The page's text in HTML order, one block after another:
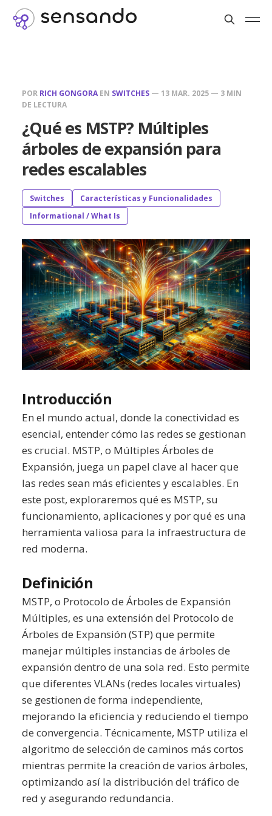
POR RICH GONGORA EN SWITCHES — 13 MAR. 2025 — 3 MIN
DE LECTURA
¿Qué es MSTP? Múltiples
árboles de expansión para
redes escalables
Switches
Características y Funcionalidades
Informational / What Is
Introducción
En el mundo actual, donde la conectividad es
esencial, entender cómo las redes se gestionan
es crucial. MSTP, o Múltiples Árboles de
Expansión, juega un papel clave al hacer que
las redes sean más eficientes y escalables. En
este post, exploraremos qué es MSTP, su
funcionamiento, aplicaciones y por qué es una
herramienta valiosa para la infraestructura de
red moderna.
Definición
MSTP, o Protocolo de Árboles de Expansión
Múltiples, es una extensión del Protocolo de
Árboles de Expansión (STP) que permite
manejar múltiples instancias de árboles de
expansión dentro de una sola red. Esto permite
que diferentes VLANs (redes locales virtuales)
se gestionen de forma independiente,
mejorando la eficiencia y reduciendo el tiempo
de convergencia. Técnicamente, MSTP utiliza el
algoritmo de selección de caminos más cortos
mientras permite la creación de varios árboles,
optimizando así la distribución del tráfico de
red y asegurando redundancia.